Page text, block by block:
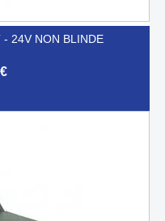
- 24V NON BLINDE